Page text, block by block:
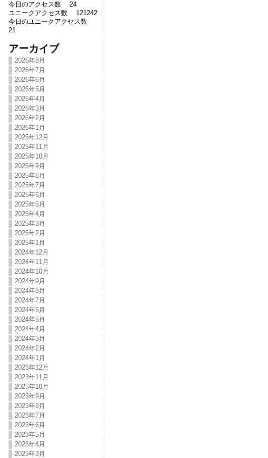
今日のアクセス数 24
ユニークアクセス数 121242
今日のユニークアクセス数
21
アーカイブ
2026年8月
2026年7月
2026年6月
2026年5月
2026年4月
2026年3月
2026年2月
2026年1月
2025年12月
2025年11月
2025年10月
2025年9月
2025年8月
2025年7月
2025年6月
2025年5月
2025年4月
2025年3月
2025年2月
2025年1月
2024年12月
2024年11月
2024年10月
2024年9月
2024年8月
2024年7月
2024年6月
2024年5月
2024年4月
2024年3月
2024年2月
2024年1月
2023年12月
2023年11月
2023年10月
2023年9月
2023年8月
2023年7月
2023年6月
2023年5月
2023年4月
2023年3月